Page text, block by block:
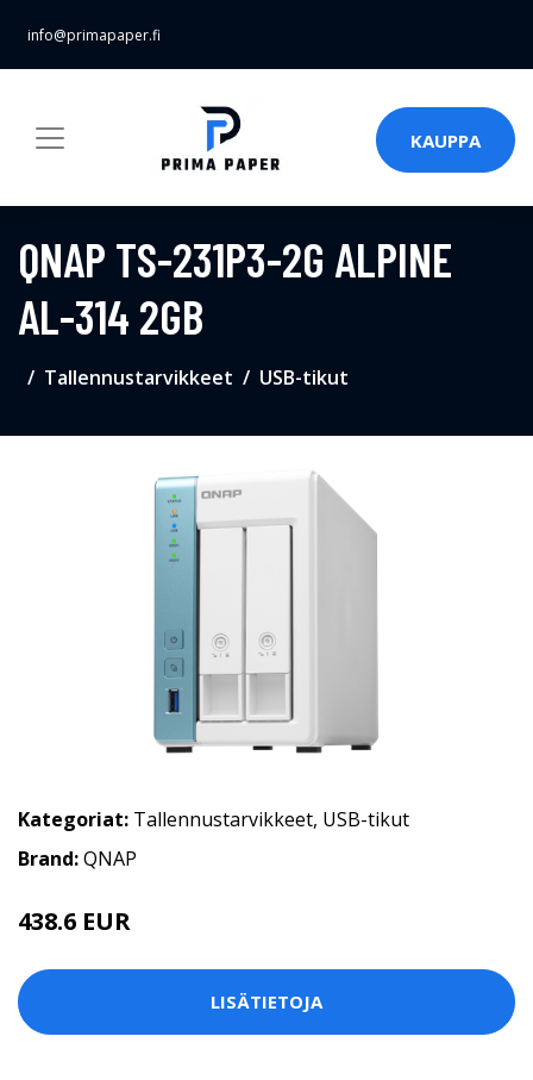
info@primapaper.fi
KAUPPA
QNAP TS-231P3-2G ALPINE
AL-314 2GB
Tallennustarvikkeet USB-tikut
Kategoriat: Tallennustarvikkeet, USB-tikut
Brand:QNAP
438.6 EUR
LISÄTIETOJA